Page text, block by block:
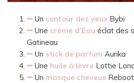
Un contour des yeux Bybi
Une crème d’Eau éclat des
Gatineau
Un stick de parfum Aurika
Une huile à lèvre Lottie
Un masque cheveux